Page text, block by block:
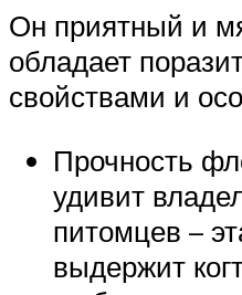
Он приятный и
обладает
свойствами и
Прочность
удивит
питомцев –
выдержит